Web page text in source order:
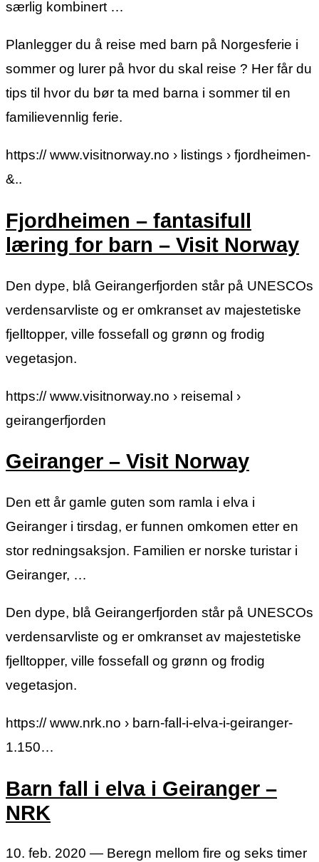
særlig kombinert …
Planlegger du å reise med barn på Norgesferie i
sommer og lurer på hvor du skal reise ? Her får du
tips til hvor du bør ta med barna i sommer til en
familievennlig ferie.
https:// www.visitnorway.no › listings › fjordheimen-
&..
Fjordheimen – fantasifull
læring for barn – Visit Norway
Den dype, blå Geirangerfjorden står på UNESCOs
verdensarvliste og er omkranset av majestetiske
fjelltopper, ville fossefall og grønn og frodig
vegetasjon.
https:// www.visitnorway.no › reisemal ›
geirangerfjorden
Geiranger – Visit Norway
Den ett år gamle guten som ramla i elva i
Geiranger i tirsdag, er funnen omkomen etter en
stor redningsaksjon. Familien er norske turistar i
Geiranger, …
Den dype, blå Geirangerfjorden står på UNESCOs
verdensarvliste og er omkranset av majestetiske
fjelltopper, ville fossefall og grønn og frodig
vegetasjon.
https:// www.nrk.no › barn-fall-i-elva-i-geiranger-
1.150…
Barn fall i elva i Geiranger –
NRK
10. feb. 2020 — Beregn mellom fire og seks timer